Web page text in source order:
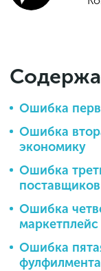
Ошибка
Ошибка
экономику
Ошибка
Ошибка
маркетплейс
Ошибка
фулфилмента